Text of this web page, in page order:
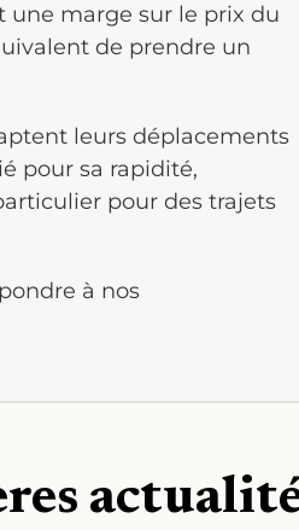
une marge sur le prix du
de prendre un
leurs déplacements
pour sa rapidité,
pour des trajets
à nos